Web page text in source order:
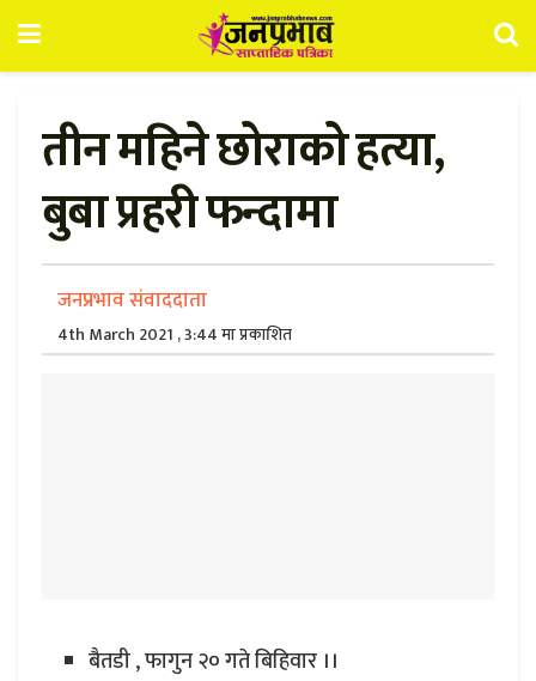
तीन महिने छोराको हत्या,
बुबा प्रहरी फन्दामा
जनप्रभाव संवाददाता
4th March 2021 , 3:44 मा प्रकाशित
बैतडी , फागुन २० गते बिहिवार ।।